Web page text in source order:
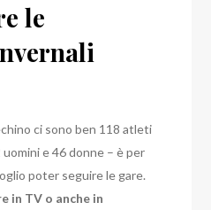
le
ci sono ben 118 atleti
e 46 donne – è per
poter seguire le gare.
in TV o anche in